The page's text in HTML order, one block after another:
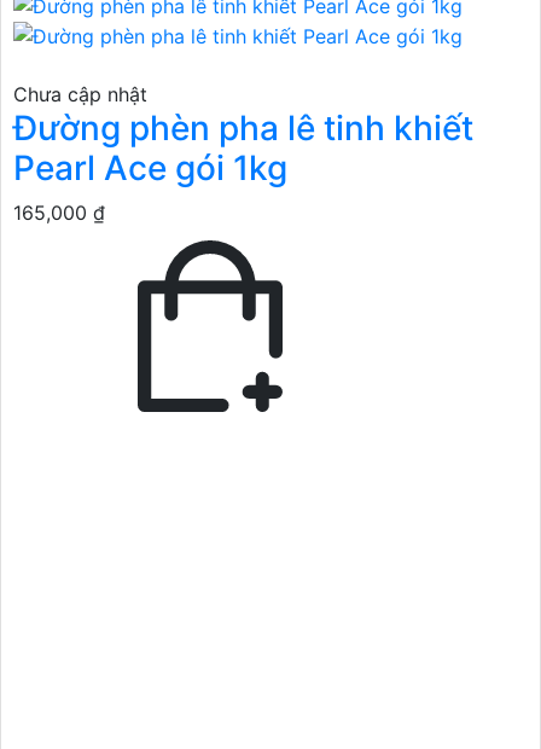
Chưa cập nhật
Đường phèn pha lê tinh khiết
Pearl Ace gói 1kg
165,000 ₫